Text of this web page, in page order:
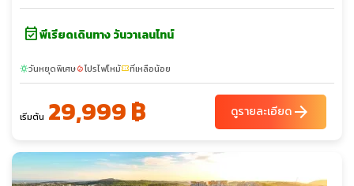
event_availableพีเรียดเดินทาง วันวาเลนไทน์
sunnyวันหยุดพิเศษlocal_fire_departmentโปรไฟไหม้confirmation_numberที่เหลือน้อย
เริ่มต้น 29,999 ฿ ดูรายละเอียดarrow_forward